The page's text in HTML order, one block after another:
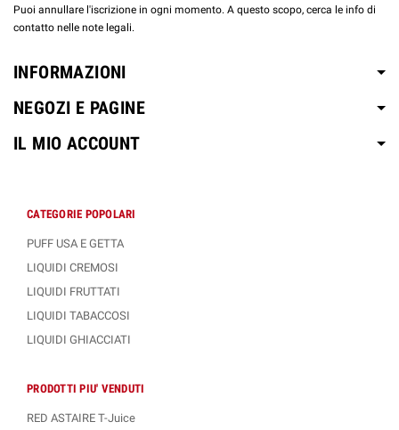
Puoi annullare l'iscrizione in ogni momento. A questo scopo, cerca le info di
contatto nelle note legali.
INFORMAZIONI
NEGOZI E PAGINE
IL MIO ACCOUNT
CATEGORIE POPOLARI
PUFF USA E GETTA
LIQUIDI CREMOSI
LIQUIDI FRUTTATI
LIQUIDI TABACCOSI
LIQUIDI GHIACCIATI
PRODOTTI PIU' VENDUTI
RED ASTAIRE T-Juice